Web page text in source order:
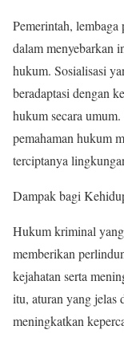
Pemerintah,
dalam menyebarkan
hukum. Sosialisasi
beradaptasi dengan
hukum secara
pemahaman hukum
terciptanya
Dampak bagi
Hukum kriminal
memberikan
kejahatan serta
itu, aturan yang jelas
meningkatkan